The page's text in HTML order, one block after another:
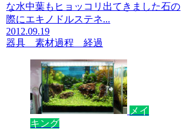
な水中葉もヒョッコリ出てきました石の
際にエキノドルステネ...
2012.09.19
器具 素材過程 経過
メイ
キング